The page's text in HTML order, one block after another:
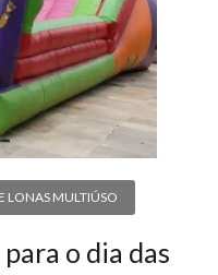
LONAS MULTIÚSO
o dia das